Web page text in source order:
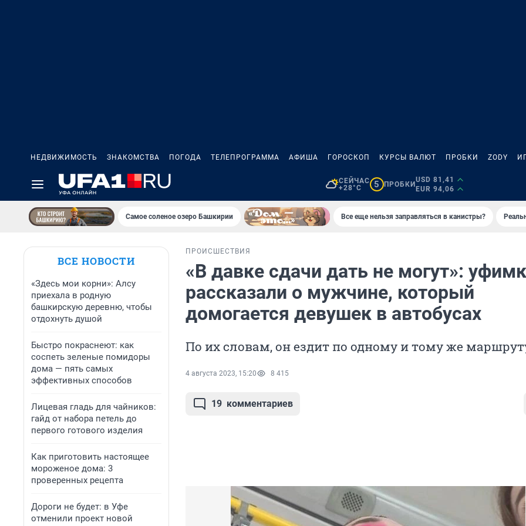
НЕДВИЖИМОСТЬ ЗНАКОМСТВА ПОГОДА ТЕЛЕПРОГРАММА АФИША ГОРОСКОП КУРСЫ ВАЛЮТ ПРОБКИ ZODY
СЕЙЧАС
+28°C
5 ПРОБКИ
USD 81,41
EUR 94,06
Самое соленое озеро Башкирии Все еще нельзя заправляться в канистры?
ВСЕ НОВОСТИ
«Здесь мои корни»: Алсу
приехала в родную
башкирскую деревню, чтобы
отдохнуть душой
Быстро покраснеют: как
соспеть зеленые помидоры
дома — пять самых
эффективных способов
Лицевая гладь для чайников:
гайд от набора петель до
первого готового изделия
Как приготовить настоящее
мороженое дома: 3
проверенных рецепта
Дороги не будет: в Уфе
отменили проект новой
ПРОИСШЕСТВИЯ
«В давке сдачи дать не могут»:
рассказали о мужчине, который
домогается девушек в автобусах
По их словам, он ездит по одному и тому же
4 августа 2023, 15:20 8 415
19 комментариев